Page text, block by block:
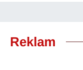
Reklam